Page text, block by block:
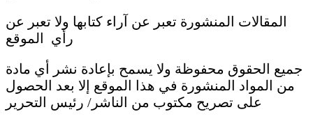
المقالات المنشورة تعبر عن آراء كتابها ولا تعبر عن
رأي الموقع
جميع الحقوق محفوظة ولا يسمح بإعادة نشر أي مادة
من المواد المنشورة في هذا الموقع إلا بعد الحصول
على تصريح مكتوب من الناشر/ رئيس التحرير